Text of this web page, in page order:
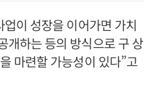
이 성장을 이어가면 가치
개하는 등의 방식으로 구 상
마련할 가능성이 있다”고